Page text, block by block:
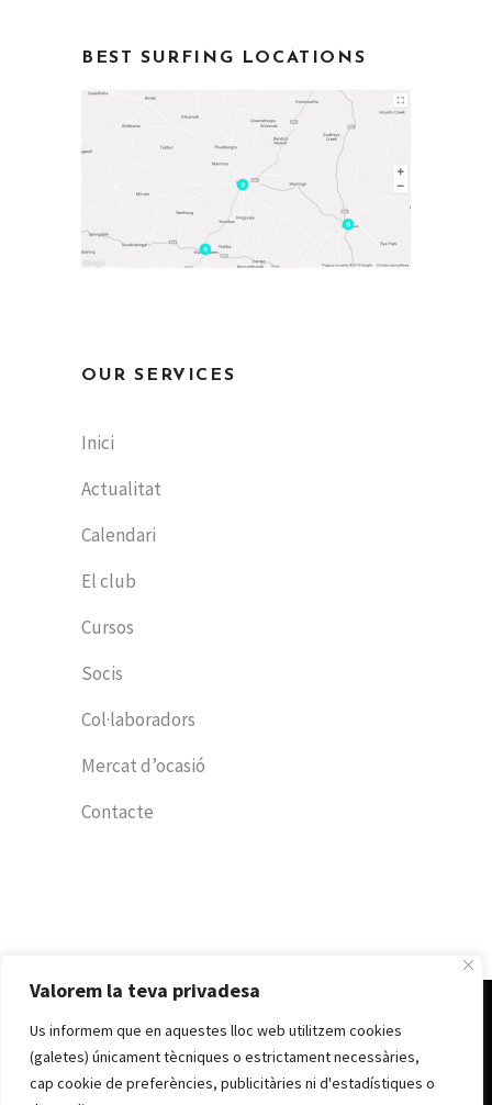
Valorem la teva privadesa
Us informem que en aquestes lloc web utilitzem cookies
(galetes) únicament tècniques o estrictament necessàries,
cap cookie de preferències, publicitàries ni d'estadístiques o
BEST SURFING LOCATIONS
OUR SERVICES
Inici
Actualitat
Calendari
El club
Cursos
Socis
Col·laboradors
Mercat d’ocasió
Contacte
© CLUB NÀUTIC D’ANDORRA 2022
Avís legal|Política de cookes|Política de
privacitat